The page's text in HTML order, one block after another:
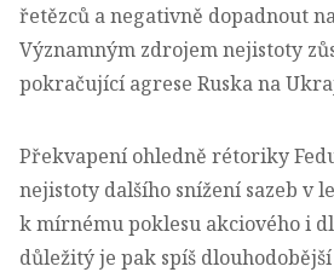
řetězců a negativně dopadnout
Významným zdrojem nejistoty
pokračující agrese Ruska na
Překvapení ohledně rétoriky
nejistoty dalšího snížení sazeb v
k mírnému poklesu akciového i
důležitý je pak spíš